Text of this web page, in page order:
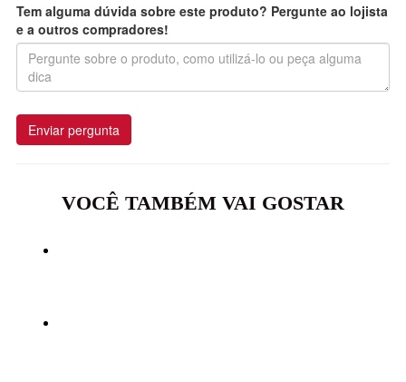
Tem alguma dúvida sobre este produto? Pergunte ao lojista
e a outros compradores!
Enviar pergunta
VOCÊ TAMBÉM VAI GOSTAR